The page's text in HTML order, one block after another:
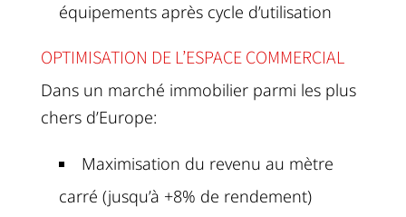
équipements après cycle d’utilisation
OPTIMISATION DE L’ESPACE COMMERCIAL
Dans un marché immobilier parmi les plus
chers d’Europe:
Maximisation du revenu au mètre
carré (jusqu’à +8% de rendement)